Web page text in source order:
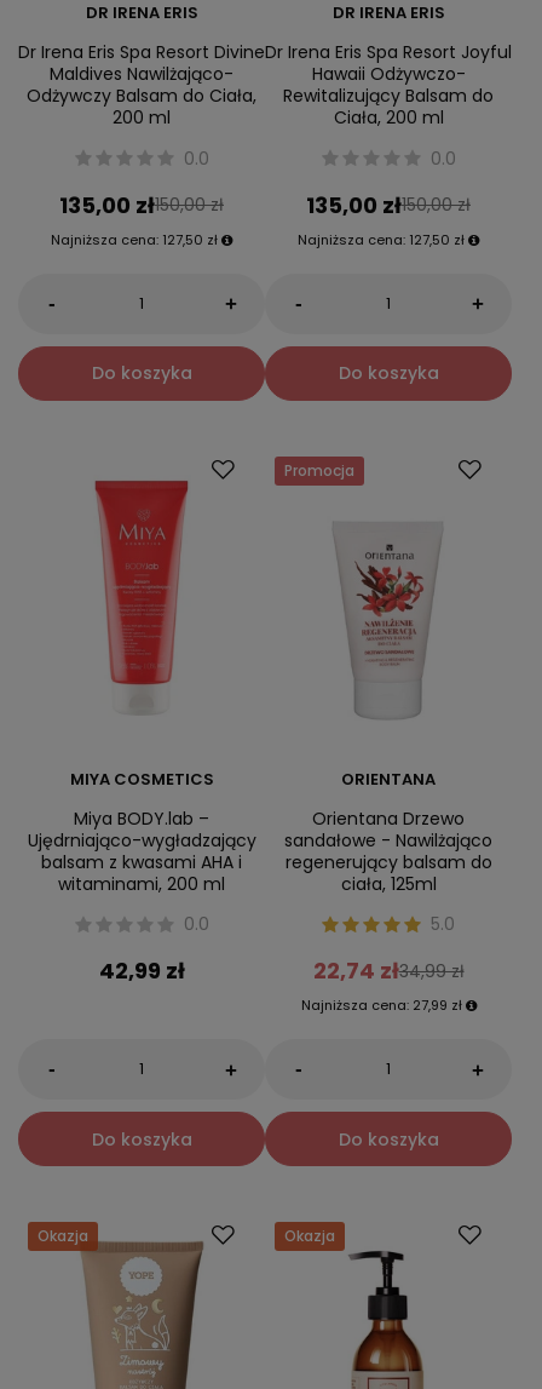
DR IRENA ERIS
Dr Irena Eris Spa Resort Divine
Maldives Nawilżająco-
Odżywczy Balsam do Ciała,
200 ml
0.0
135,00 zł150,00 zł
Najniższa cena: 127,50 zł
- +
Do koszyka
DR IRENA ERIS
Dr Irena Eris Spa Resort Joyful
Hawaii Odżywczo-
Rewitalizujący Balsam do
Ciała, 200 ml
0.0
135,00 zł150,00 zł
Najniższa cena: 127,50 zł
- +
Do koszyka
MIYA COSMETICS
Miya BODY.lab –
Ujędrniająco-wygładzający
balsam z kwasami AHA i
witaminami, 200 ml
0.0
42,99 zł
- +
Do koszyka
Promocja
ORIENTANA
Orientana Drzewo
sandałowe - Nawilżająco
regenerujący balsam do
ciała, 125ml
5.0
22,74 zł34,99 zł
Najniższa cena: 27,99 zł
- +
Do koszyka
Okazja Okazja